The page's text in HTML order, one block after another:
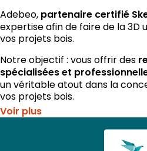
Adebeo, partenaire certifié
expertise afin de faire de la 3D
vos projets bois.
Notre objectif : vous offrir des
spécialisées et
un véritable atout dans la
vos projets bois.
Voir plus